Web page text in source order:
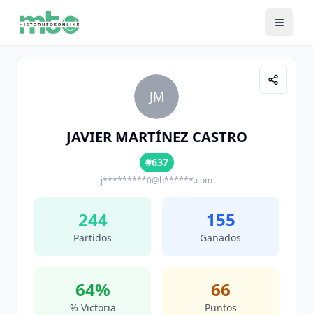
JM
JAVIER MARTÍNEZ CASTRO
#637
j*********0@h******.com
244
Partidos
155
Ganados
64%
% Victoria
66
Puntos